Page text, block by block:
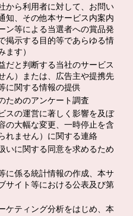
から利用者に対して、お問い
知、その他本サービス内案内
ン等による当選者への賞品発
掲示する目的等であらゆる情
ます）
だと判断する当社のサービス
ん）または、広告主や提携先
に関する情報の提供
ためのアンケート調査
スの運営に著しく影響を及ぼ
の大幅な変更、一時停止を含
れません）に関する連絡
いに関する同意を求めるため
に係る統計情報の作成、本サ
サイト等における公表及び第
ケティング分析をはじめ、本